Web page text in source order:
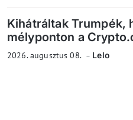
Kihátráltak Trumpék,
mélyponton a
2026. augusztus 08. Lelo